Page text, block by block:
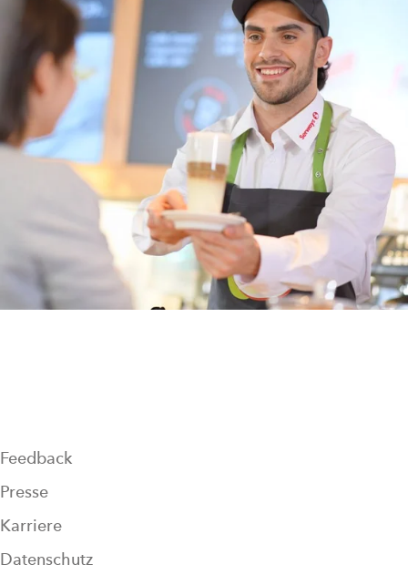
Feedback
Presse
Karriere
Datenschutz